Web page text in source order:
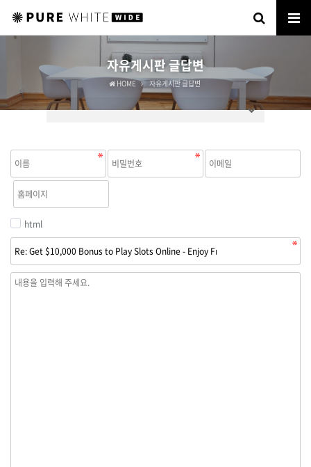
자유게시판 글답변
HOME 자유게시판 글답변
html